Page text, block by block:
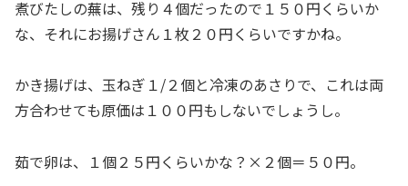
煮びたしの蕪は、残り４個だったので１５０円くらいか
な、それにお揚げさん１枚２０円くらいですかね。
かき揚げは、玉ねぎ１/２個と冷凍のあさりで、これは両
方合わせても原価は１００円もしないでしょうし。
茹で卵は、１個２５円くらいかな？×２個＝５０円。